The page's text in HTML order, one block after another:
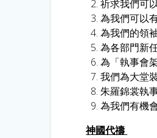
祈求我們可
為我們可以
為我們的領
為各部門新
為「執事會
我們為大堂
朱羅錦裳執
為我們有機
神國代禱